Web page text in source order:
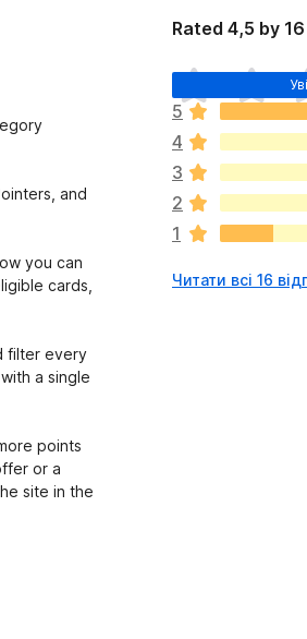
and
you can
cards,
filter every
a single
points
or a
site in the
Rated 4,5 by
Щ
е
н
е
м
а
є
о
і
5
4
3
2
1
Читати всі 16